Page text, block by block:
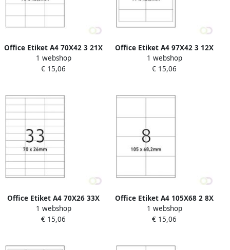
Office Etiket A4 70X42 3 21X
1 webshop
€ 15,06
Office Etiket A4 97X42 3 12X
1 webshop
€ 15,06
Office Etiket A4 70X26 33X
1 webshop
€ 15,06
Office Etiket A4 105X68 2 8X
1 webshop
€ 15,06